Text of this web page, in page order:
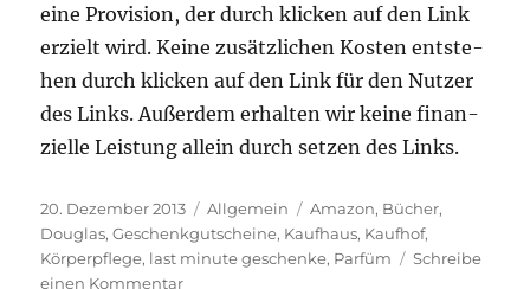
eine Pro­vi­si­on, der durch kli­cken auf den Link
erzielt wird. Kei­ne zusätz­li­chen Kos­ten ent­ste­
hen durch kli­cken auf den Link für den Nut­zer
des Links. Außer­dem erhal­ten wir kei­ne finan­
zi­el­le Leis­tung allein durch set­zen des Links.
Veröffentlicht
am
20. Dezember 2013 Kategorien
Allgemein Schlagwörter
Amazon, Bücher,
Douglas,Geschenkgutscheine, Kaufhaus, Kaufhof,
Körperpflege, last minute geschenke, Parfüm
Schreibe
einen Kommentarzu